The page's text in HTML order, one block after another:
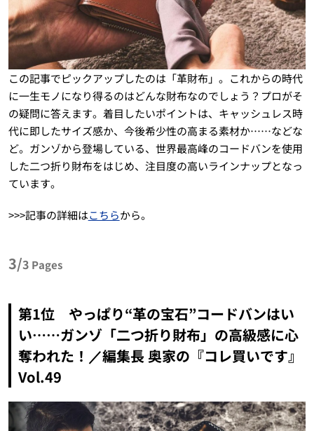
この記事でピックアップしたのは「革財布」。これからの時代
に一生モノになり得るのはどんな財布なのでしょう？プロがそ
の疑問に答えます。着目したいポイントは、キャッシュレス時
代に即したサイズ感か、今後希少性の高まる素材か……などな
ど。ガンゾから登場している、世界最高峰のコードバンを使用
した二つ折り財布をはじめ、注目度の高いラインナップとなっ
ています。
>>>記事の詳細はこちらから。
3/3 Pages
第1位 やっぱり“革の宝石”コードバンはい
い……ガンゾ「二つ折り財布」の高級感に心
奪われた！／編集長 奥家の『コレ買いです』
Vol.49